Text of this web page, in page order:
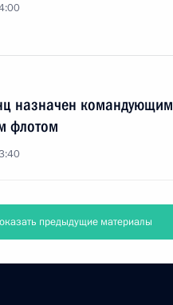
назначен командующим
флотом
предыдущие материалы